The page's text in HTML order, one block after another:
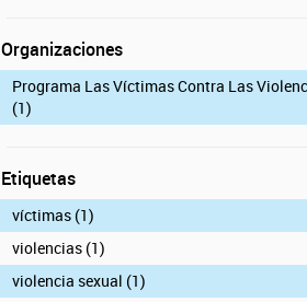
Organizaciones
Programa Las Víctimas Contra Las
(1)
Etiquetas
víctimas (1)
violencias (1)
violencia sexual (1)